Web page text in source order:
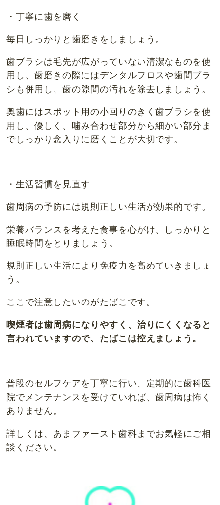
・丁寧に歯を磨く
毎日しっかりと歯磨きをしましょう。
歯ブラシは毛先が広がっていない清潔なものを使
用し、歯磨きの際にはデンタルフロスや歯間ブラ
シも併用し、歯の隙間の汚れを除去しましょう。
奥歯にはスポット用の小回りのきく歯ブラシを使
用し、優しく、噛み合わせ部分から細かい部分ま
でしっかり念入りに磨くことが大切です。
・生活習慣を見直す
歯周病の予防には規則正しい生活が効果的です。
栄養バランスを考えた食事を心がけ、しっかりと
睡眠時間をとりましょう。
規則正しい生活により免疫力を高めていきましょ
う。
ここで注意したいのがたばこです。
喫煙者は歯周病になりやすく、治りにくくなると
言われていますので、たばこは控えましょう。
普段のセルフケアを丁寧に行い、定期的に歯科医
院でメンテナンスを受けていれば、歯周病は怖く
ありません。
詳しくは、あまファースト歯科までお気軽にご相
談ください。